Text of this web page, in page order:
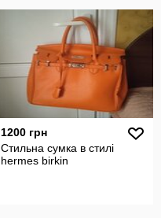
1200 грн
Стильна сумка в стилі
hermes birkin